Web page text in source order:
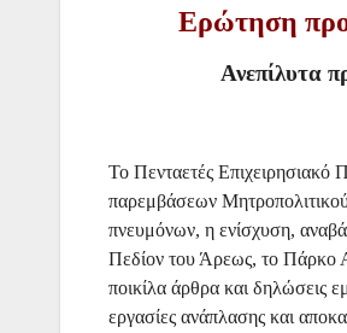
Ερώτηση
Ανεπίλυτα
Το Πενταετές Επιχειρησιακό
παρεμβάσεων
πνευμόνων, η ενίσχυση,
Πεδίον του Άρεως, το Πάρκο
ποικίλα άρθρα και δηλώσεις
εργασίες ανάπλασης και